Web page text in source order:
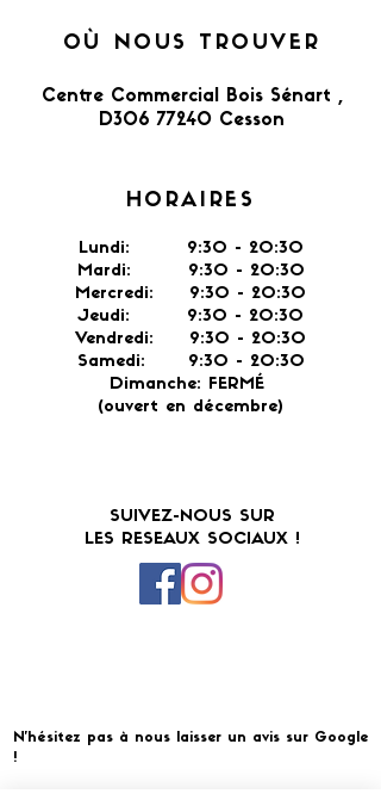
OÙ NOUS TROUVER
Centre Commercial Bois Sénart ,
D306 77240 Cesson​
HORAIRES
Lundi: 9:30 - 20:30
Mardi: 9:30 - 20:30
Mercredi: 9:30 - 20:30
Jeudi: 9:30 - 20:30
Vendredi: 9:30 - 20:30
Samedi: 9:30 - 20:30
Dimanche: FERMÉ
(ouvert en décembre)
SUIVEZ-NOUS SUR
LES RESEAUX SOCIAUX !
N'hésitez pas à nous laisser un avis sur Google
!